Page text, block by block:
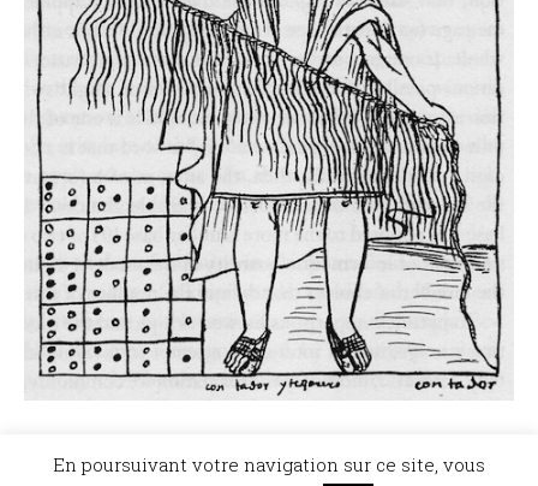
©Dicopathe - Tous droits réservés -Mentions légales- Réalisation :Bel et Bien
Vu
En poursuivant votre navigation sur ce site, vous